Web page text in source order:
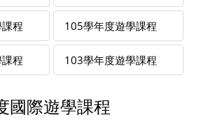
程 105學年度遊學課程
程 103學年度遊學課程
國際遊學課程